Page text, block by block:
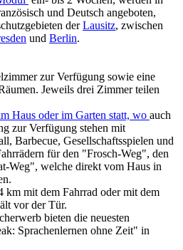
und Deutsch angeboten,
derLausitz, zwischen
und Berlin.
zur Verfügung sowie eine
Jeweils drei Zimmer teilen
Haus oder im Garten statt, wo auch
zur Verfügung stehen mit
Barbecue, Gesellschaftsspielen und
für den "Frosch-Weg", den
Weg", welche direkt vom Haus in
km mit dem Fahrrad oder mit dem
vor der Tür.
bieten die neuesten
Sprachenlernen ohne Zeit" in